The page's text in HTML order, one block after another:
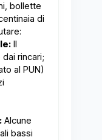
bollette
di
Il
rincari;
al PUN)
Alcune
bassi